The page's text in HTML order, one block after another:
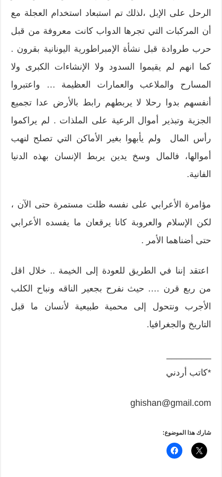
الرحل على الإبل ،لذلك تم استبعاد استخدام العجلة مع
أن المركبات التي تجرها الدواب كانت معروفة من قبل
حرب طروادة قبل نشأة الإمبراطورية اليونانية بقرون .
كما انهم لم يقيموا السدود ولا الإنشاءات الكبرى ولا
المسارح والملاعب والعمارات العظيمة … واعتبروا
أنفسهم بدوا رحلا لا يربطهم رابط بالأرض عدا تجميع
الجزية وتبذير أموال الرعية على الملذات . لم يراكموا
رأس المال ولم يأبهوا بغير الأماكن التي تصلح لنهب
أموالها، فالمال وسخ يدين يربط الإنسان بهذه الدنيا
الفانية.
مؤامرة الأعرابي على نفسه ظلت مستمرة حتى الآن ،
لكن الإسلام والعروبة كانا يرقعان ما يفسده الأعرابي
حتى أضناهما الأمر .
اعتقد إننا في الطريق للعودة إلى الخيمة .. خلال اقل
من ربع قرن …. حيث نفرح بجعير الناقه ونباح الكلب
الأجرب ونتحول إلى محمية طبيعية لأنسان ما قبل
التاريخ والجغرافيا.
*كاتب أردني
ghishan@gmail.com
شارك هذا الموضوع: